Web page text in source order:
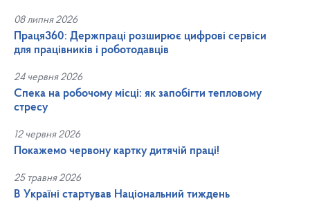
08 липня 2026
Праця360: Держпраці розширює цифрові сервіси
для працівників і роботодавців
24 червня 2026
Спека на робочому місці: як запобігти тепловому
стресу
12 червня 2026
Покажемо червону картку дитячій праці!
25 травня 2026
В Україні стартував Національний тиждень